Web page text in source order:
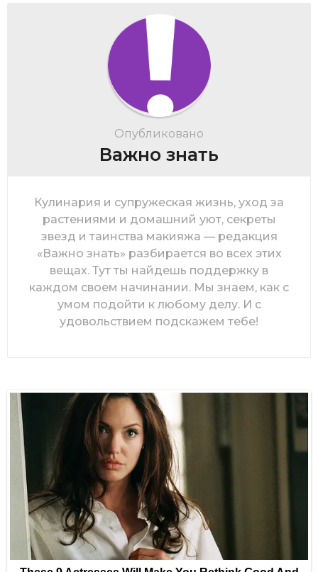
Опубликовано
Важно знать
Кулинария и супружеская жизнь, уход за
растениями и домашний уют, секреты
звезд и таинства макияжа — редакция
«Важно знать» разбирается во всех этих
вещах. Тут ты найдешь поддержку в
каждом своем начинании. Мы знаем, как с
умом подойти к любому делу. И с
удовольствием подскажем тебе!